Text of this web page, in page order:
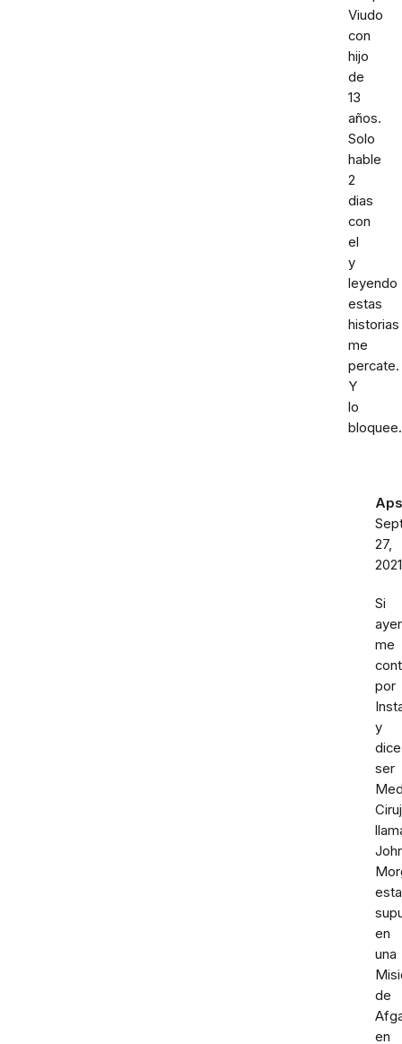
Viudo
con
hijo
de
13
años.
Solo
hable
2
dias
con
el
y
leyendo
estas
historias
me
percate.
Y
lo
bloquee.
27,
2021
Si
ayer
me
por
y
dice
ser
esta
en
una
de
en